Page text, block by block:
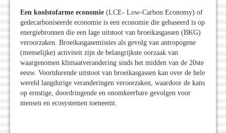
Een koolstofarme economie (LCE- Low-Carbon Economy) of
gedecarboniseerde economie is een economie die gebaseerd is op
energiebronnen die een lage uitstoot van broeikasgassen (BKG)
veroorzaken. Broeikasgasemissies als gevolg van antropogene
(menselijke) activiteit zijn de belangrijkste oorzaak van
waargenomen klimaatverandering sinds het midden van de 20ste
eeuw. Voortdurende uitstoot van broeikasgassen kan over de hele
wereld langdurige veranderingen veroorzaken, waardoor de kans
op ernstige, doordringende en onomkeerbare gevolgen voor
mensen en ecosystemen toeneemt.